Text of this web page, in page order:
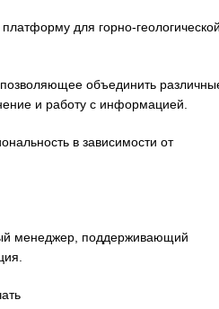
для горно-
объединить
и работу с информацией.
в зависимости от
менеджер, поддерживающий